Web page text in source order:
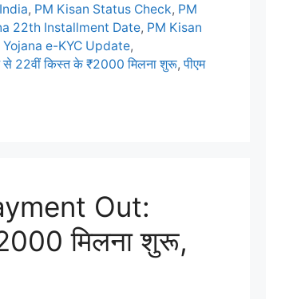
, PM Kisan Status Check, PM
22th Installment Date, PM Kisan
Yojana e-KYC Update,
से 22वीं किस्त के ₹2000 मिलना शुरू,पीएम
Out:
मिलना शुरू,